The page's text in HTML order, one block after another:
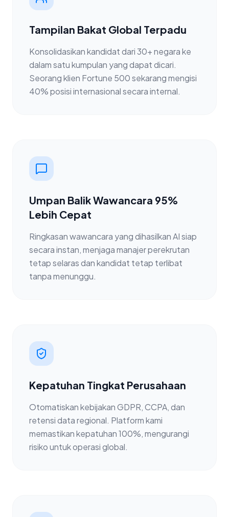
Tampilan Bakat Global Terpadu
Konsolidasikan kandidat dari 30+ negara ke
dalam satu kumpulan yang dapat dicari.
Seorang klien Fortune 500 sekarang mengisi
40% posisi internasional secara internal.
Umpan Balik Wawancara 95%
Lebih Cepat
Ringkasan wawancara yang dihasilkan AI siap
secara instan, menjaga manajer perekrutan
tetap selaras dan kandidat tetap terlibat
tanpa menunggu.
Kepatuhan Tingkat Perusahaan
Otomatiskan kebijakan GDPR, CCPA, dan
retensi data regional. Platform kami
memastikan kepatuhan 100%, mengurangi
risiko untuk operasi global.